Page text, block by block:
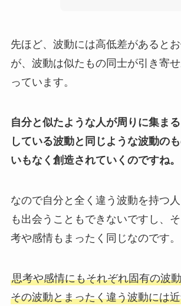
先ほど、波動には高低差があると
が、波動は似たもの同士が引き寄
っています。
自分と似たような人が周りに集ま
している波動と同じような波動の
いもなく創造されていくのですね。
なので自分と全く違う波動を持つ
も出会うこともできないですし、
考や感情もまったく同じなのです。
思考や感情にもそれぞれ固有の波
その波動とまったく違う波動には